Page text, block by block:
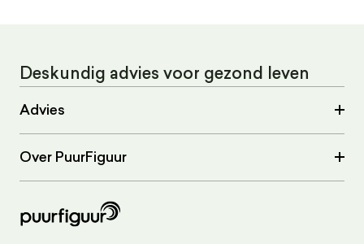
Deskundig advies voor gezond leven
Advies
Over PuurFiguur